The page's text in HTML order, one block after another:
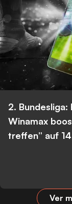
2. Bundesliga:
Winamax
treffen” auf
Ver